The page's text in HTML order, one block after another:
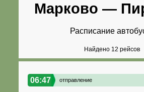
Марково —
Расписание
Найдено 12 рейсов
06:47 отправление